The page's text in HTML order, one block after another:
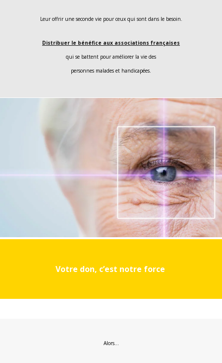
Leur offrir une seconde vie pour ceux qui sont dans le besoin.
Distribuer le bénéfice aux associations françaises
qui se battent pour améliorer la vie des
personnes malades et handicapées.
Votre don, c’est notre force
Alors…